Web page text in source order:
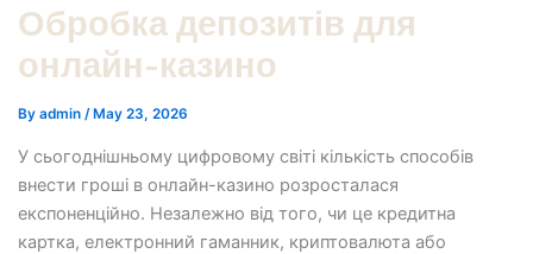
Обробка депозитів для
онлайн-казино
By admin / May 23, 2026
У сьогоднішньому цифровому світі кількість способів
внести гроші в онлайн-казино розросталася
експоненційно. Незалежно від того, чи це кредитна
картка, електронний гаманник, криптовалюта або